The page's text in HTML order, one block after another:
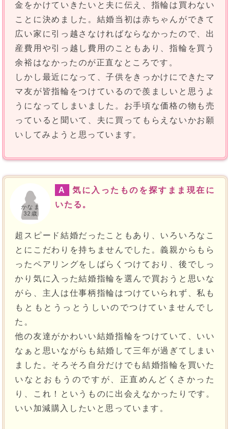
金をかけていきたいと夫に伝え、指輪は買わない
ことに決めました。結婚当初は赤ちゃんができて
広い家に引っ越さなければならなかったので、出
産費用や引っ越し費用のこともあり、指輪を買う
余裕はなかったのが正直なところです。
しかし最近になって、子供をきっかけにできたマ
マ友が皆指輪をつけているので羨ましいと思うよ
うになってしまいました。お手頃な価格の物も売
っていると聞いて、夫に買ってもらえないかお願
いしてみようと思っています。
かなま
32歳
A
気に入ったものを探すまま現在に
いたる。
超スピード結婚だったこともあり、いろいろなこ
とにこだわりを持ちませんでした。義親からもら
ったペアリングをしばらくつけており、後でしっ
かり気に入った結婚指輪を選んで買おうと思いな
がら、主人は仕事柄指輪はつけていられず、私も
もともとうっとうしいのでつけていませんでし
た。
他の友達がかわいい結婚指輪をつけていて、いい
なぁと思いながらも結婚して三年が過ぎてしまい
ました。そろそろ自分だけでも結婚指輪を買いた
いなとおもうのですが、正直めんどくさかった
り、これ！というものに出会えなかったりです。
いい加減購入したいと思っています。